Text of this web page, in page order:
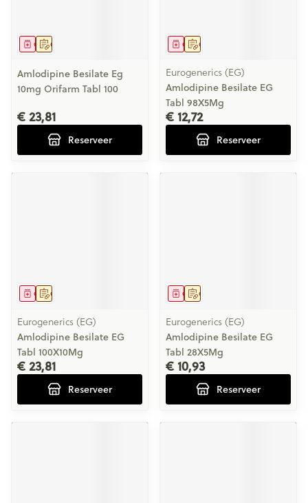
Op voorschrift
Geneesmiddel
Amlodipine Besilate Eg
10mg Orifarm Tabl 100
€ 23,81
Reserveer
Op voorschrift
Geneesmiddel
Eurogenerics (EG)
Amlodipine Besilate EG
Tabl 98X5Mg
€ 12,72
Reserveer
Op voorschrift
Geneesmiddel
Eurogenerics (EG)
Amlodipine Besilate EG
Tabl 100X10Mg
€ 23,81
Reserveer
Op voorschrift
Geneesmiddel
Eurogenerics (EG)
Amlodipine Besilate EG
Tabl 28X5Mg
€ 10,93
Reserveer